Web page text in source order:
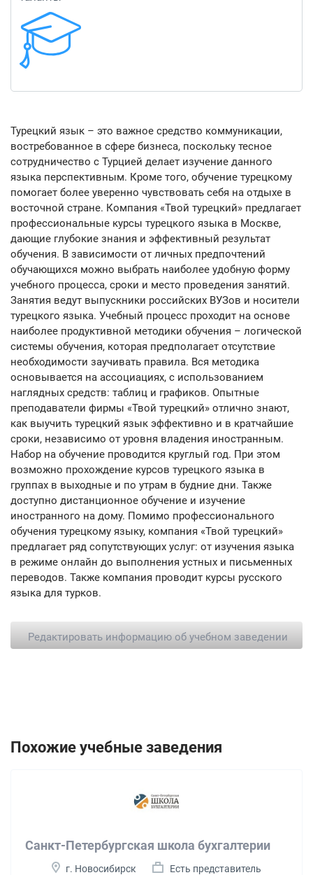
Турецкий язык – это важное средство коммуникации,
востребованное в сфере бизнеса, поскольку тесное
сотрудничество с Турцией делает изучение данного
языка перспективным. Кроме того, обучение турецкому
помогает более уверенно чувствовать себя на отдыхе в
восточной стране. Компания «Твой турецкий» предлагает
профессиональные курсы турецкого языка в Москве,
дающие глубокие знания и эффективный результат
обучения. В зависимости от личных предпочтений
обучающихся можно выбрать наиболее удобную форму
учебного процесса, сроки и место проведения занятий.
Занятия ведут выпускники российских ВУЗов и носители
турецкого языка. Учебный процесс проходит на основе
наиболее продуктивной методики обучения – логической
системы обучения, которая предполагает отсутствие
необходимости заучивать правила. Вся методика
основывается на ассоциациях, с использованием
наглядных средств: таблиц и графиков. Опытные
преподаватели фирмы «Твой турецкий» отлично знают,
как выучить турецкий язык эффективно и в кратчайшие
сроки, независимо от уровня владения иностранным.
Набор на обучение проводится круглый год. При этом
возможно прохождение курсов турецкого языка в
группах в выходные и по утрам в будние дни. Также
доступно дистанционное обучение и изучение
иностранного на дому. Помимо профессионального
обучения турецкому языку, компания «Твой турецкий»
предлагает ряд сопутствующих услуг: от изучения языка
в режиме онлайн до выполнения устных и письменных
переводов. Также компания проводит курсы русского
языка для турков.
Редактировать информацию об учебном заведении
Похожие учебные заведения
Санкт-Петербургская школа бухгалтерии
г. Новосибирск Есть представитель